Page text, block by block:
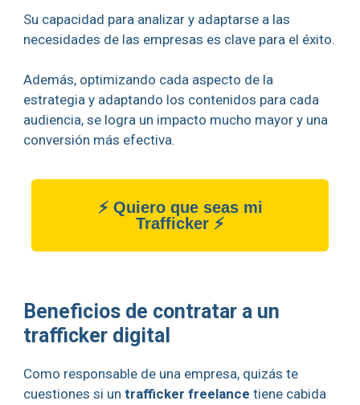
Su capacidad para analizar y adaptarse a las
necesidades de las empresas es clave para el éxito.
Además, optimizando cada aspecto de la
estrategia y adaptando los contenidos para cada
audiencia, se logra un impacto mucho mayor y una
conversión más efectiva.
⚡ Quiero que seas mi
Trafficker ⚡
Beneficios de contratar a un
trafficker digital
Como responsable de una empresa, quizás te
cuestiones si un trafficker freelance tiene cabida